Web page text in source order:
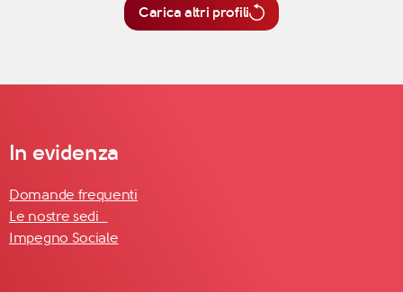
Carica altri profili
In evidenza
Domande frequenti
Le nostre sedi
Impegno Sociale